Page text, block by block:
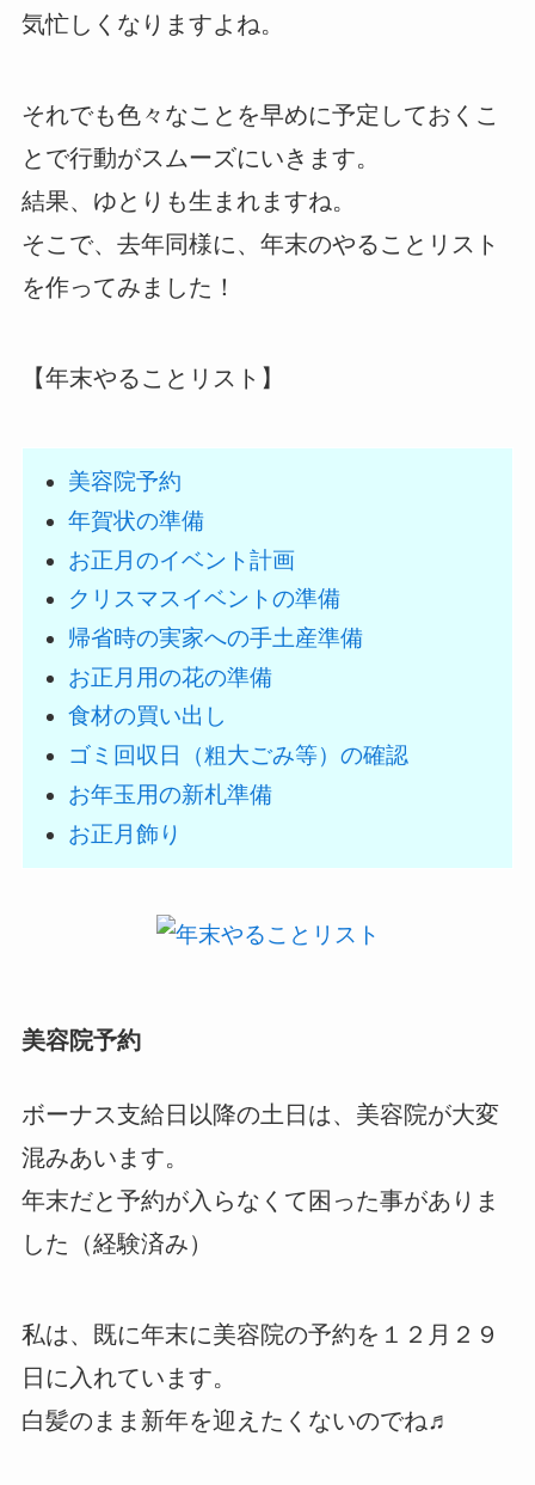
気忙しくなりますよね。
それでも色々なことを早めに予定しておくこ
とで行動がスムーズにいきます。
結果、ゆとりも生まれますね。
そこで、去年同様に、年末のやることリスト
を作ってみました！
【年末やることリスト】
美容院予約
年賀状の準備
お正月のイベント計画
クリスマスイベントの準備
帰省時の実家への手土産準備
お正月用の花の準備
食材の買い出し
ゴミ回収日（粗大ごみ等）の確認
お年玉用の新札準備
お正月飾り
美容院予約
ボーナス支給日以降の土日は、美容院が大変
混みあいます。
年末だと予約が入らなくて困った事がありま
した（経験済み）
私は、既に年末に美容院の予約を１２月２９
日に入れています。
白髪のまま新年を迎えたくないのでね♬